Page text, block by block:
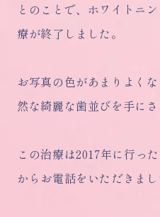
とのことで、ホワイトニ
療が終了しました。
お写真の色があまりよく
然な綺麗な歯並びを手にさ
この治療は2017年に行っ
からお電話をいただきまし